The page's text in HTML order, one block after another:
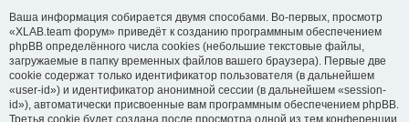
Ваша информация собирается двумя способами. Во-первых, просмотр
«XLAB.team форум» приведёт к созданию программным обеспечением
phpBB определённого числа cookies (небольшие текстовые файлы,
загружаемые в папку временных файлов вашего браузера). Первые две
cookie содержат только идентификатор пользователя (в дальнейшем
«user-id») и идентификатор анонимной сессии (в дальнейшем «session-
id»), автоматически присвоенные вам программным обеспечением phpBB.
Третья cookie будет создана после просмотра одной из тем конференции